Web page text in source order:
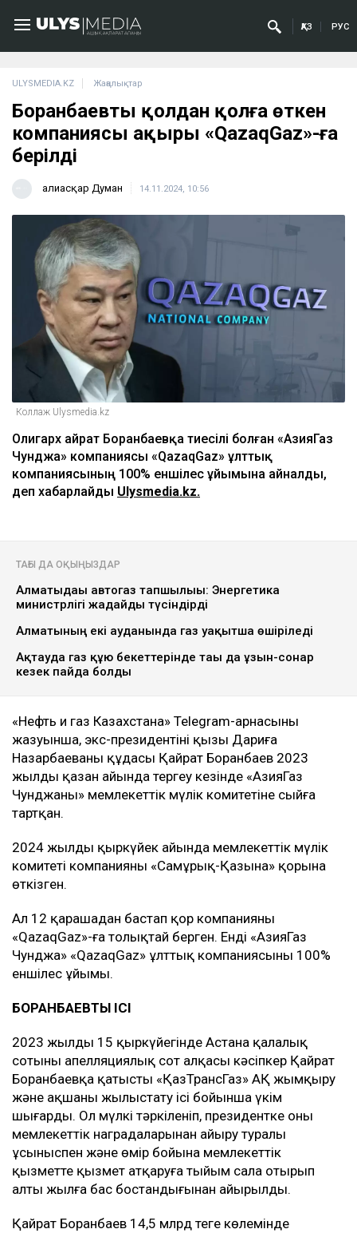
ҚАЗ РУС
ULYSMEDIA.KZ Жаңалықтар
Боранбаевтың қолдан қолға өткен
компаниясы ақыры «QazaqGaz»-ға
берілді
Ғалиасқар Думан 14.11.2024, 10:56
Коллаж Ulysmedia.kz
Олигарх Қайрат Боранбаевқа тиесілі болған «АзияГаз
Чунджа» компаниясы «QazaqGaz» ұлттық
компаниясының 100% еншілес ұйымына айналды,
деп хабарлайды Ulysmedia.kz.
ТАҒЫ ДА ОҚЫҢЫЗДАР
Алматыдағы автогаз тапшылығы: Энергетика
министрлігі жағдайды түсіндірді
Алматының екі ауданында газ уақытша өшіріледі
Ақтауда газ құю бекеттерінде тағы да ұзын-сонар
кезек пайда болды
«Нефть и газ Казахстана» Telegram-арнасының
жазуынша, экс-президентінің қызы Дариға
Назарбаеваның құдасы Қайрат Боранбаев 2023
жылдың қазан айында тергеу кезінде «АзияГаз
Чунджаны» мемлекеттік мүлік комитетіне сыйға
тартқан.
2024 жылдың қыркүйек айында мемлекеттік мүлік
комитеті компанияны «Самұрық-Қазына» қорына
өткізген.
Ал 12 қарашадан бастап қор компанияны
«QazaqGaz»-ға толықтай берген. Енді «АзияГаз
Чунджа» «QazaqGaz» ұлттық компаниясының 100%
еншілес ұйымы.
БОРАНБАЕВТЫҢ ІСІ
2023 жылдың 15 қыркүйегінде Астана қалалық
сотының апелляциялық сот алқасы кәсіпкер Қайрат
Боранбаевқа қатысты «ҚазТрансГаз» АҚ жымқыру
және ақшаны жылыстату ісі бойынша үкім
шығарды. Ол мүлкі тәркіленіп, президентке оны
мемлекеттік наградаларынан айыру туралы
ұсыныспен және өмір бойына мемлекеттік
қызметте қызмет атқаруға тыйым сала отырып
алты жылға бас бостандығынан айырылды.
Қайрат Боранбаев 14,5 млрд теңге көлемінде